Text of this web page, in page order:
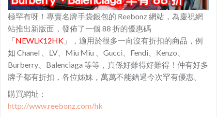
極罕有呀！專賣名牌手袋銀包的 Reebonz 網站，為慶祝網
站推出新版面，發佈了一個 88 折的優惠碼
「NEWLK12HK 」，適用於很多一向沒有折扣的商品，例
如 Chanel 、LV、Miu Miu 、Gucci、Fendi、Kenzo、
Burberry、Balenciaga 等等，真係好難得好難得！仲有好多
牌子都有折扣，各位姊妹，萬萬不能錯過今次罕有優惠。
購買網址：
http://www.reebonz.com/hk